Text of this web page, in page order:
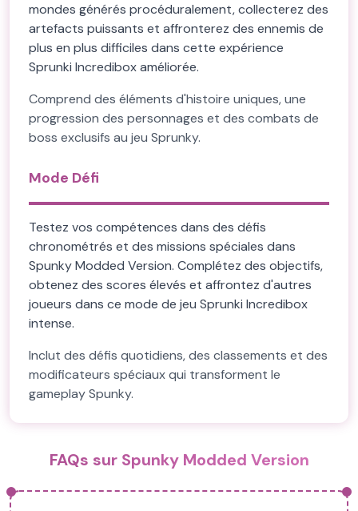
mondes générés procéduralement, collecterez des
artefacts puissants et affronterez des ennemis de
plus en plus difficiles dans cette expérience
Sprunki Incredibox améliorée.
Comprend des éléments d'histoire uniques, une
progression des personnages et des combats de
boss exclusifs au jeu Sprunky.
Mode Défi
Testez vos compétences dans des défis
chronométrés et des missions spéciales dans
Spunky Modded Version. Complétez des objectifs,
obtenez des scores élevés et affrontez d'autres
joueurs dans ce mode de jeu Sprunki Incredibox
intense.
Inclut des défis quotidiens, des classements et des
modificateurs spéciaux qui transforment le
gameplay Spunky.
FAQs sur Spunky Modded Version